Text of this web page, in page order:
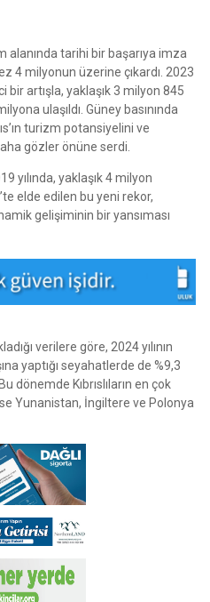
alanında tarihi bir başarıya imza
4 milyonun üzerine çıkardı. 2023
bir artışla, yaklaşık 3 milyon 845
ulaşıldı. Güney basınında
turizm potansiyelini ve
gözler önüne serdi.
yılında, yaklaşık 4 milyon
elde edilen bu yeni rekor,
gelişiminin bir yansıması
verilere göre, 2024 yılının
yaptığı seyahatlerde de %9,3
dönemde Kıbrıslıların en çok
Yunanistan, İngiltere ve Polonya